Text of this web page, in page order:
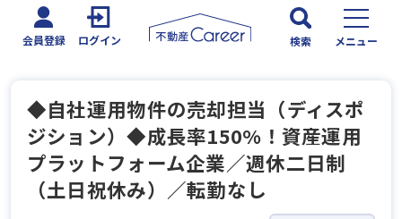
会員登録 ログイン 検索 メニュー
◆自社運用物件の売却担当（ディスポ
ジション）◆成長率150%！資産運用
プラットフォーム企業／週休二日制
（土日祝休み）／転勤なし